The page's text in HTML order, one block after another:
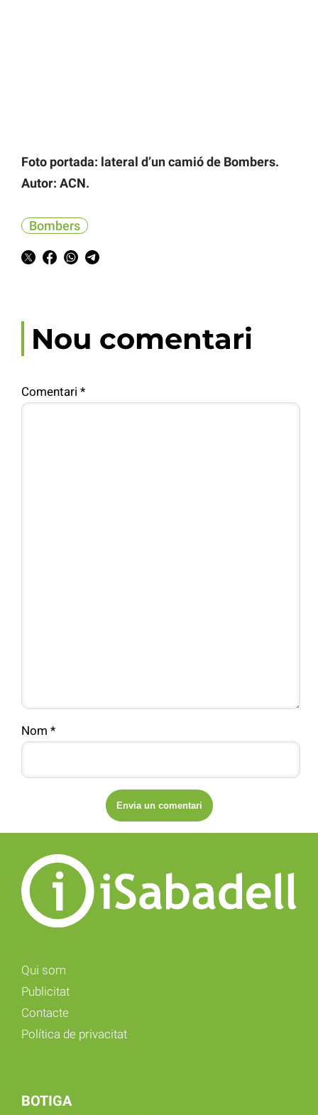
Foto portada: lateral d’un camió de Bombers.
Autor: ACN.
Bombers
Nou comentari
Comentari *
Nom *
Qui som
Publicitat
Contacte
Política de privacitat
BOTIGA